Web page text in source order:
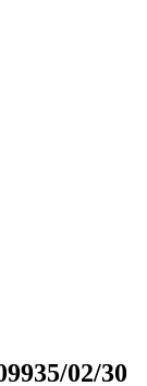
02/30